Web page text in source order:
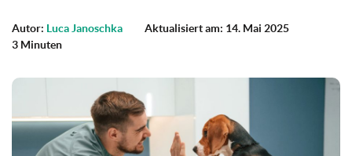
Autor: Luca Janoschka
Aktualisiert am: 14. Mai 2025
3 Minuten